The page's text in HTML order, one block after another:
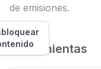
de emisiones.
Herramientas